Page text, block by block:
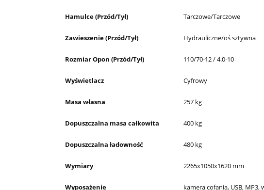
Hamulce (Przód/Tył) Tarczowe/Tarczowe
Zawieszenie (Przód/Tył) Hydrauliczne/oś sztywna
Rozmiar Opon (Przód/Tył) 110/70-12 / 4.0-10
Wyświetlacz Cyfrowy
Masa własna 257 kg
Dopuszczalna masa całkowita 400 kg
Dopuszczalna ładowność 480 kg
Wymiary 2265x1050x1620 mm
Wyposażenie kamera cofania, USB,